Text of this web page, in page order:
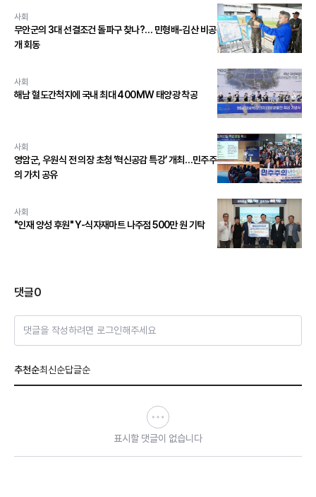
사회
무안군의 3대 선결조건 돌파구 찾나?… 민형배-김산 비공
개 회동
사회
해남 혈도간척지에 국내 최대 400MW 태양광 착공
사회
영암군, 우원식 전 의장 초청 ‘혁신공감 특강’ 개최…민주주
의 가치 공유
사회
"인재 양성 후원" Y-식자재마트 나주점 500만 원 기탁
댓글0
댓글을 작성하려면 로그인해주세요
추천순최신순답글순
표시할 댓글이 없습니다